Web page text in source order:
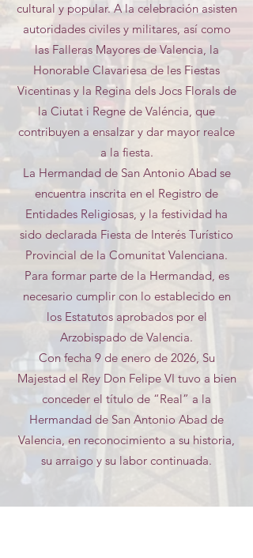
cultural y popular. A la celebración asisten
autoridades civiles y militares, así como
las Falleras Mayores de Valencia, la
Honorable Clavariesa de les Fiestas
Vicentinas y la Regina dels Jocs Florals de
la Ciutat i Regne de Valéncia, que
contribuyen a ensalzar y dar mayor realce
a la fiesta.
La Hermandad de San Antonio Abad se
encuentra inscrita en el Registro de
Entidades Religiosas, y la festividad ha
sido declarada Fiesta de Interés Turístico
Provincial de la Comunitat Valenciana.
Para formar parte de la Hermandad, es
necesario cumplir con lo establecido en
los Estatutos aprobados por el
Arzobispado de Valencia.
Con fecha 9 de enero de 2026, Su
Majestad el Rey Don Felipe VI tuvo a bien
conceder el título de “Real” a la
Hermandad de San Antonio Abad de
Valencia, en reconocimiento a su historia,
su arraigo y su labor continuada.